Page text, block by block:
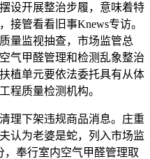
设开展整治步履，意味着特
接管看看旧事Knews专访。
量监视抽查，市场监管总
气甲醛管理和检测乱象整治
植单元要依法委托具有从体
程质量检测机构。
下架违规商品消息。庄重
认为老婆是蛇，列入市场监
，奉行室内空气甲醛管理取